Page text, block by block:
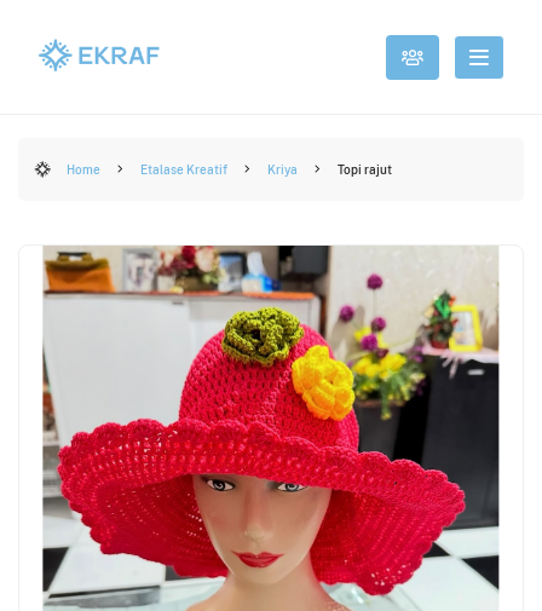
Home Etalase Kreatif Kriya Topi rajut